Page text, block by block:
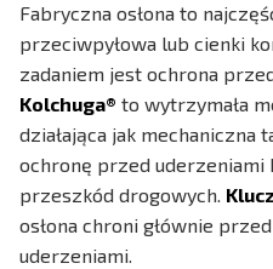
Fabryczna osłona to
przeciwpyłowa lub cienki
zadaniem jest ochrona
Kolchuga® to wytrzymała
działająca jak mechaniczna
ochronę przed uderzeniami
przeszkód drogowych.
osłona chroni głównie
uderzeniami.